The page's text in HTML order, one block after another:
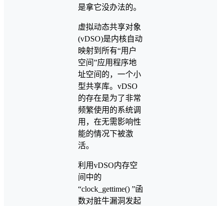
是拿它没办法的。
虚拟动态共享对象
(vDSO)是内核自动
映射到所有“用户
空间”应用程序地
址空间的，一个小
型共享库。vDSO
的存在是为了非常
频繁使用的系统调
用，在无需影响性
能的情况下被激
活。
利用vDSO内存空
间中的
“clock_gettime() ”函
数对脏牛漏洞发起